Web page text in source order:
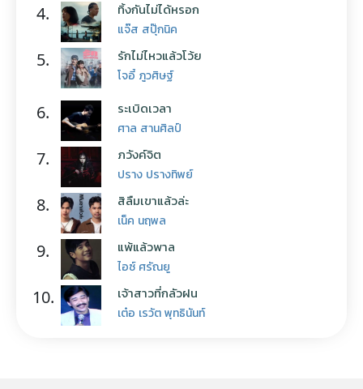
4. ทิ้งกันไม่ได้หรอก
แจ๊ส สปุ๊กนิค
5. รักไม่ไหวแล้วโว้ย
โจอี้ ภูวศิษฐ์
6. ระเบิดเวลา
ศาล สานศิลป์
7. ภวังค์จิต
ปราง ปรางทิพย์
8. สิลืมเขาแล้วล่ะ
เน็ค นฤพล
9. แพ้แล้วพาล
ไอซ์ ศรัณยู
10. เจ้าสาวที่กลัวฝน
เต๋อ เรวัต พุทธินันท์